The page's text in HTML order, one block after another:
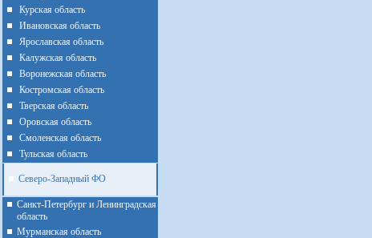
Курская область
Ивановская область
Ярославская область
Калужская область
Воронежская область
Костромская область
Тверская область
Оровская область
Смоленская область
Тульская область
Северо-Западный ФО
Санкт-Петербург и Ленинградская
область
Мурманская область